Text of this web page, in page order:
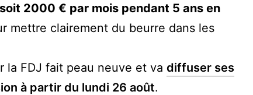
2000 € par mois pendant 5 ans en
mettre clairement du beurre dans les
la FDJ fait peau neuve et vadiffuser ses
à partir du lundi 26 août.